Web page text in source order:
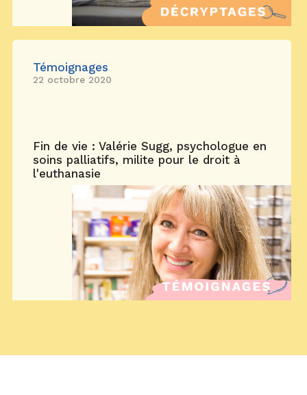
Témoignages
22 octobre 2020
Fin de vie : Valérie Sugg, psychologue en
soins palliatifs, milite pour le droit à
l'euthanasie